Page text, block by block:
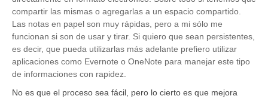
compartir las mismas o agregarlas a un espacio compartido.
Las notas en papel son muy rápidas, pero a mi sólo me
funcionan si son de usar y tirar. Si quiero que sean persistentes,
es decir, que pueda utilizarlas más adelante prefiero utilizar
aplicaciones como Evernote o OneNote para manejar este tipo
de informaciones con rapidez.
No es que el proceso sea fácil, pero lo cierto es que mejora